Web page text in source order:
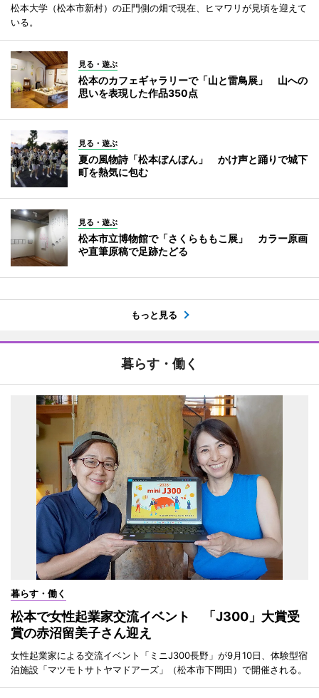
松本大学（松本市新村）の正門側の畑で現在、ヒマワリが見頃を迎えて
いる。
見る・遊ぶ
松本のカフェギャラリーで「山と雷鳥展」 山への
思いを表現した作品350点
見る・遊ぶ
夏の風物詩「松本ぼんぼん」 かけ声と踊りで城下
町を熱気に包む
見る・遊ぶ
松本市立博物館で「さくらももこ展」 カラー原画
や直筆原稿で足跡たどる
もっと見る
暮らす・働く
暮らす・働く
松本で女性起業家交流イベント 「J300」大賞受
賞の赤沼留美子さん迎え
女性起業家による交流イベント「ミニJ300長野」が9月10日、体験型宿
泊施設「マツモトサトヤマドアーズ」（松本市下岡田）で開催される。